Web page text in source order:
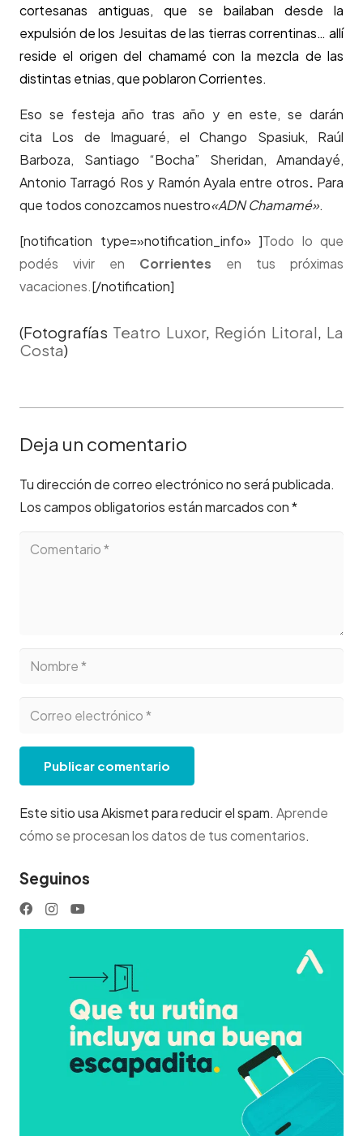
cortesanas antiguas, que se bailaban desde la
expulsión de los Jesuitas de las tierras correntinas… allí
reside el origen del chamamé con la mezcla de las
distintas etnias, que poblaron Corrientes.
Eso se festeja año tras año y en este, se darán
cita Los de Imaguaré, el Chango Spasiuk, Raúl
Barboza, Santiago “Bocha” Sheridan, Amandayé,
Antonio Tarragó Ros y Ramón Ayala entre otros. Para
que todos conozcamos nuestro«ADN Chamamé».
[notification type=»notification_info» ]Todo lo que
podés vivir en Corrientes en tus próximas
vacaciones.[/notification]
(Fotografías Teatro Luxor, Región Litoral, La
Costa)
Deja un comentario
Tu dirección de correo electrónico no será publicada.
Los campos obligatorios están marcados con*
Publicar comentario
Este sitio usa Akismet para reducir el spam. Aprende
cómo se procesan los datos de tus comentarios.
Seguinos